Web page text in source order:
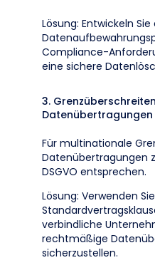
Lösung: Entwickeln Sie
Compliance-
eine sichere
3.
Datenübertragungen
Für multinationale
Datenübertragungen
DSGVO entsprechen.
Lösung: Verwenden Sie
verbindliche
rechtmäßige
sicherzustellen.